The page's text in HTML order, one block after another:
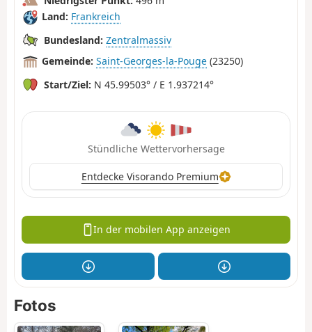
Land: Frankreich
Bundesland: Zentralmassiv
Gemeinde: Saint-Georges-la-Pouge (23250)
Start/Ziel: N 45.99503° / E 1.937214°
Stündliche Wettervorhersage
Entdecke Visorando Premium
In der mobilen App anzeigen
Fotos